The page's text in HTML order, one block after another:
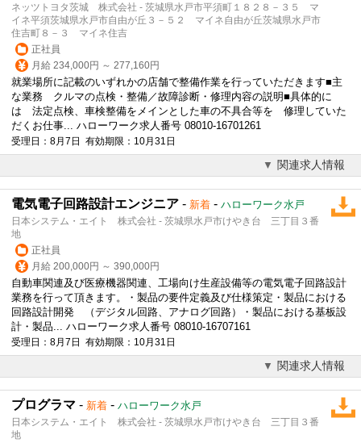
ネッツトヨタ茨城 株式会社 - 茨城県水戸市平須町１８２８－３５ マ
イネ平須茨城県水戸市自由が丘３－５２ マイネ自由が丘茨城県水戸市
住吉町８－３ マイネ住吉
正社員
月給 234,000円 ～ 277,160円
就業場所に記載のいずれかの店舗で整備作業を行っていただきます■主
な業務 クルマの点検・整備／故障診断・修理内容の説明■具体的に
は 法定点検、車検整備をメインとした車の不具合等を 修理していた
だくお仕事... ハローワーク求人番号 08010-16701261
受理日：8月7日 有効期限：10月31日
関連求人情報
電気電子回路設計エンジニア - 新着 - ハローワーク水戸
日本システム・エイト 株式会社 - 茨城県水戸市けやき台 三丁目３番
地
正社員
月給 200,000円 ～ 390,000円
自動車関連及び医療機器関連、工場向け生産設備等の電気電子回路設計
業務を行って頂きます。・製品の要件定義及び仕様策定・製品における
回路設計開発 （デジタル回路、アナログ回路）・製品における基板設
計・製品... ハローワーク求人番号 08010-16707161
受理日：8月7日 有効期限：10月31日
関連求人情報
プログラマ - 新着 - ハローワーク水戸
日本システム・エイト 株式会社 - 茨城県水戸市けやき台 三丁目３番
地